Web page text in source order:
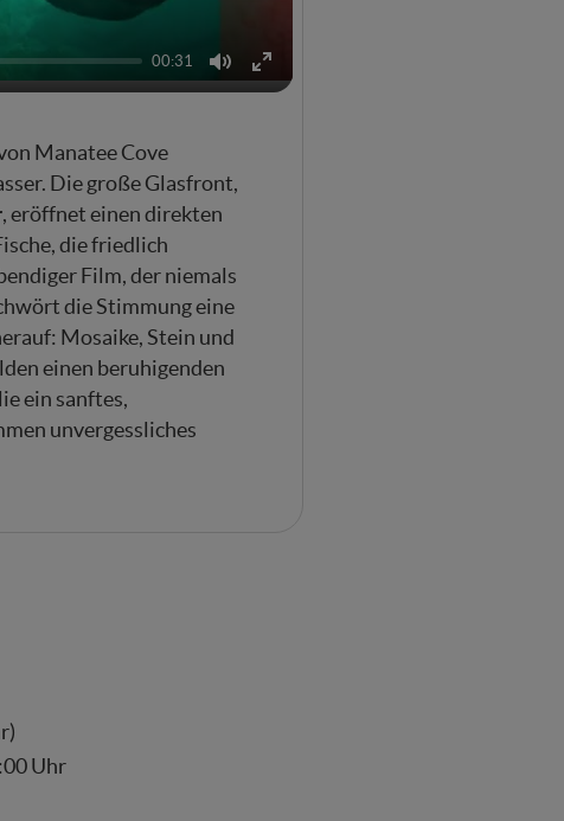
00:31
MuteEnter
Manatee Cove
Die große Glasfront,
, eröffnet einen direkten
die friedlich
Film, der niemals
die Stimmung eine
Mosaike, Stein und
einen beruhigenden
ein sanftes,
unvergessliches
Uhr